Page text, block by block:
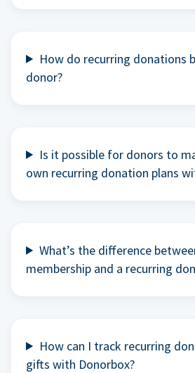
How do recurring donations
donor?
Is it possible for donors to
own recurring donation plans
What’s the difference
membership and a recurring
How can I track recurring
gifts with Donorbox?